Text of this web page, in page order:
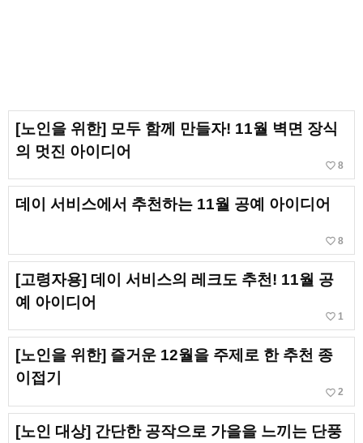
[노인을 위한] 모두 함께 만들자! 11월 벽면 장식
의 멋진 아이디어
favorite_border 8
데이 서비스에서 추천하는 11월 공예 아이디어
favorite_border 8
[고령자용] 데이 서비스의 레크도 추천! 11월 공
예 아이디어
favorite_border 1
[노인을 위한] 즐거운 12월을 주제로 한 추천 종
이접기
favorite_border 2
[노인 대상] 간단한 공작으로 가을을 느끼는 단풍